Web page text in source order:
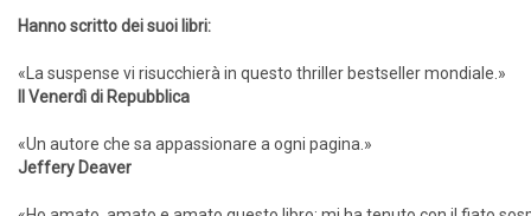
Hanno scritto dei suoi libri:
«La suspense vi risucchierà in questo thriller bestseller mondiale.»
Il Venerdì di Repubblica
«Un autore che sa appassionare a ogni pagina.»
Jeffery Deaver